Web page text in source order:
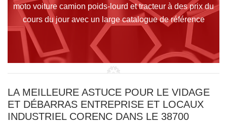
moto voiture camion poids-lourd et tracteur à des prix du
cours du jour avec un large catalogue de référence
LA MEILLEURE ASTUCE POUR LE VIDAGE
ET DÉBARRAS ENTREPRISE ET LOCAUX
INDUSTRIEL CORENC DANS LE 38700